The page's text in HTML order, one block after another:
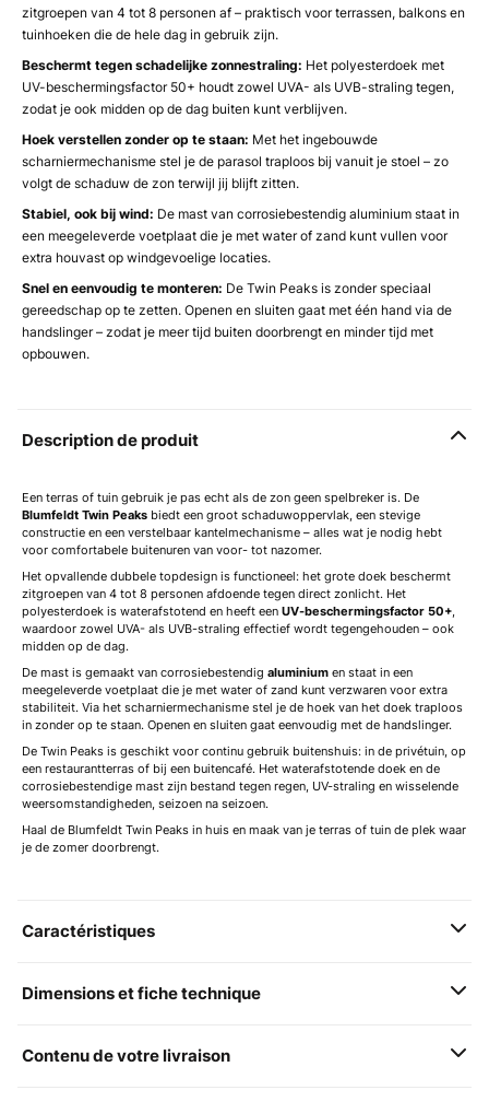
zitgroepen van 4 tot 8 personen af – praktisch voor terrassen, balkons en
tuinhoeken die de hele dag in gebruik zijn.
Beschermt tegen schadelijke zonnestraling: Het polyesterdoek met
UV-beschermingsfactor 50+ houdt zowel UVA- als UVB-straling tegen,
zodat je ook midden op de dag buiten kunt verblijven.
Hoek verstellen zonder op te staan: Met het ingebouwde
scharniermechanisme stel je de parasol traploos bij vanuit je stoel – zo
volgt de schaduw de zon terwijl jij blijft zitten.
Stabiel, ook bij wind: De mast van corrosiebestendig aluminium staat in
een meegeleverde voetplaat die je met water of zand kunt vullen voor
extra houvast op windgevoelige locaties.
Snel en eenvoudig te monteren: De Twin Peaks is zonder speciaal
gereedschap op te zetten. Openen en sluiten gaat met één hand via de
handslinger – zodat je meer tijd buiten doorbrengt en minder tijd met
opbouwen.
Description de produit
Een terras of tuin gebruik je pas echt als de zon geen spelbreker is. De
Blumfeldt Twin Peaks biedt een groot schaduwoppervlak, een stevige
constructie en een verstelbaar kantelmechanisme – alles wat je nodig hebt
voor comfortabele buitenuren van voor- tot nazomer.
Het opvallende dubbele topdesign is functioneel: het grote doek beschermt
zitgroepen van 4 tot 8 personen afdoende tegen direct zonlicht. Het
polyesterdoek is waterafstotend en heeft een UV-beschermingsfactor 50+,
waardoor zowel UVA- als UVB-straling effectief wordt tegengehouden – ook
midden op de dag.
De mast is gemaakt van corrosiebestendig aluminium en staat in een
meegeleverde voetplaat die je met water of zand kunt verzwaren voor extra
stabiliteit. Via het scharniermechanisme stel je de hoek van het doek traploos
in zonder op te staan. Openen en sluiten gaat eenvoudig met de handslinger.
De Twin Peaks is geschikt voor continu gebruik buitenshuis: in de privétuin, op
een restaurantterras of bij een buitencafé. Het waterafstotende doek en de
corrosiebestendige mast zijn bestand tegen regen, UV-straling en wisselende
weersomstandigheden, seizoen na seizoen.
Haal de Blumfeldt Twin Peaks in huis en maak van je terras of tuin de plek waar
je de zomer doorbrengt.
Caractéristiques
Dimensions et fiche technique
Contenu de votre livraison